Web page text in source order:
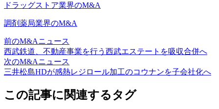
ドラッグストア業界のM&A
調剤薬局業界のM&A
前のM&Aニュース
西武鉄道、不動産事業を行う西武エステートを吸収合併へ
次のM&Aニュース
三井松島HDが感熱レジロール加工のコウナンを子会社化へ
この記事に関連するタグ